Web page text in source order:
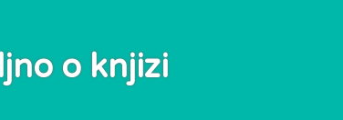
o knjizi